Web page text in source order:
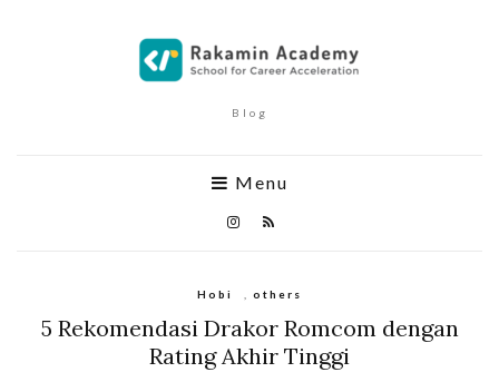
Blog
Menu
Hobi others
5 Rekomendasi Drakor Romcom dengan
Rating Akhir Tinggi